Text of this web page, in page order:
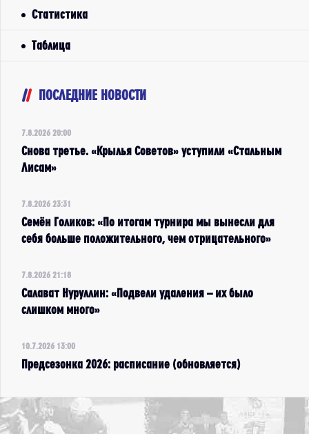
Статистика
Таблица
ПОСЛЕДНИЕ НОВОСТИ
7.8.2026 20:00
Снова третье. «Крылья Советов» уступили «Стальным
Лисам»
7.8.2026 23:31
Семён Голиков: «По итогам турнира мы вынесли для
себя больше положительного, чем отрицательного»
7.8.2026 21:18
Салават Нуруллин: «Подвели удаления – их было
слишком много»
10.7.2026 13:00
Предсезонка 2026: расписание (обновляется)